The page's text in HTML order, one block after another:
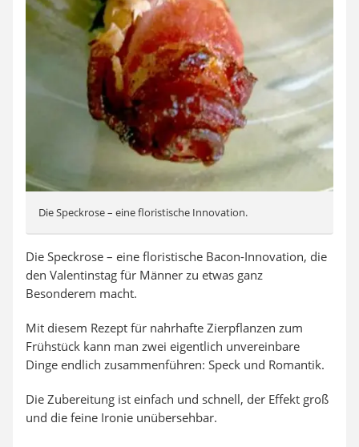
Die Speckrose – eine floristische Innovation.
Die Speckrose – eine floristische Bacon-Innovation, die
den Valentinstag für Männer zu etwas ganz
Besonderem macht.
Mit diesem Rezept für nahrhafte Zierpflanzen zum
Frühstück kann man zwei eigentlich unvereinbare
Dinge endlich zusammenführen: Speck und Romantik.
Die Zubereitung ist einfach und schnell, der Effekt groß
und die feine Ironie unübersehbar.